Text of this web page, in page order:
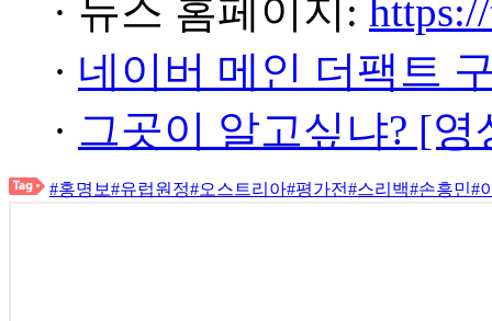
· 뉴스 홈페이지:
· 네이버 메인 더팩트
· 그곳이 알고싶냐? [
#홍명보#유럽원정#오스트리아#평가전#스리백#손흥민#